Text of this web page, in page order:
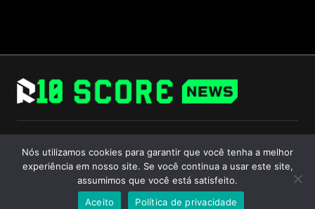
Follow Us
© 2024 R10 Score. All Rights Reserved.
Nós utilizamos cookies para garantir que você tenha a melhor
experiência em nosso site. Se você continua a usar este site,
assumimos que você está satisfeito.
Aceito
Política de privacidade